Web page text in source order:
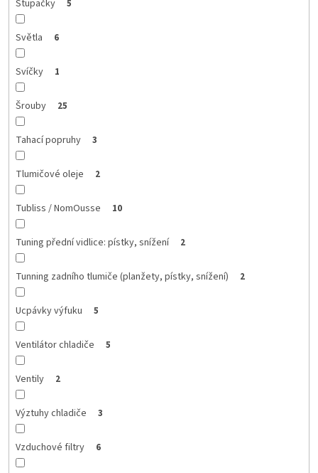
Stupačky 5
Světla 6
Svíčky 1
Šrouby 25
Tahací popruhy 3
Tlumičové oleje 2
Tubliss / NomOusse 10
Tuning přední vidlice: pístky, snížení 2
Tunning zadního tlumiče (planžety, pístky, snížení) 2
Ucpávky výfuku 5
Ventilátor chladiče 5
Ventily 2
Výztuhy chladiče 3
Vzduchové filtry 6